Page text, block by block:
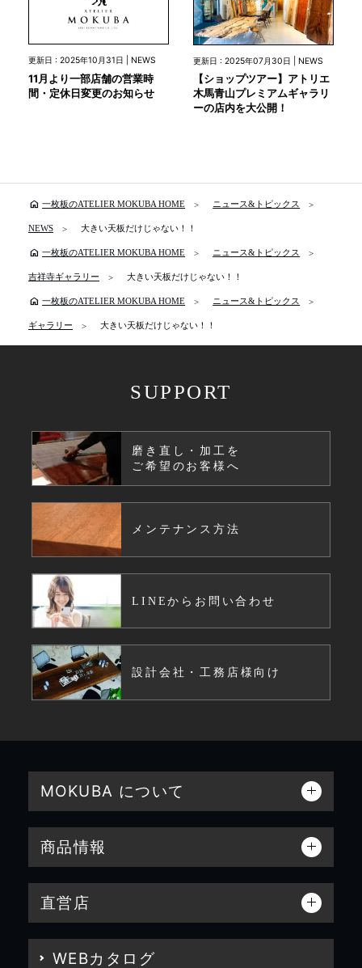
更新日 : 2025年10月31日 | NEWS
11月より一部店舗の営業時
間・定休日変更のお知らせ
更新日 : 2025年07月30日 | NEWS
【ショップツアー】アトリエ
木馬青山プレミアムギャラリ
ーの店内を大公開！
home 一枚板のATELIER MOKUBA HOME ニュース&トピックス
NEWS 大きい天板だけじゃない！！
home 一枚板のATELIER MOKUBA HOME ニュース&トピックス
吉祥寺ギャラリー 大きい天板だけじゃない！！
home 一枚板のATELIER MOKUBA HOME ニュース&トピックス
ギャラリー 大きい天板だけじゃない！！
SUPPORT
磨き直し・加工を
ご希望のお客様へ
メンテナンス方法
LINEからお問い合わせ
設計会社・工務店様向け
MOKUBA について
商品情報
直営店
WEBカタログ